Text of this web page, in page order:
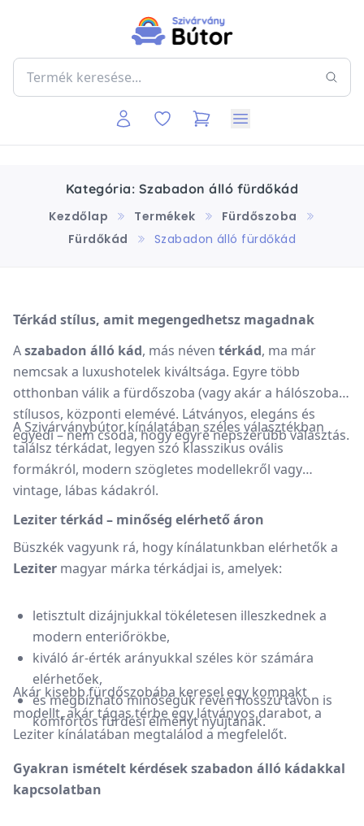
Kategória: Szabadon álló fürdőkád
Kezdőlap
Termékek
Fürdőszoba
Fürdőkád
Szabadon álló fürdőkád
Térkád stílus, amit megengedhetsz magadnak
Aszabadon álló kád, más néven térkád, ma már
nemcsak a luxushotelek kiváltsága. Egyre több
otthonban válik a fürdőszoba (vagy akár a hálószoba)
stílusos, központi elemévé. Látványos, elegáns és
egyedi – nem csoda, hogy egyre népszerűbb választás.
A Szivárványbútor kínálatában széles választékban
találsz térkádat, legyen szó klasszikus ovális
formákról, modern szögletes modellekről vagy
vintage, lábas kádakról.
Leziter térkád – minőség elérhető áron
Büszkék vagyunk rá, hogy kínálatunkban elérhetők a
Leziter magyar márka térkádjai is, amelyek:
letisztult dizájnjukkal tökéletesen illeszkednek a
modern enteriőrökbe,
kiváló ár-érték arányukkal széles kör számára
elérhetőek,
és megbízható minőségük révén hosszú távon is
komfortos fürdési élményt nyújtanak.
Akár kisebb fürdőszobába keresel egy kompakt
modellt, akár tágas térbe egy látványos darabot, a
Leziter kínálatában megtalálod a megfelelőt.
Gyakran ismételt kérdések szabadon álló kádakkal
kapcsolatban